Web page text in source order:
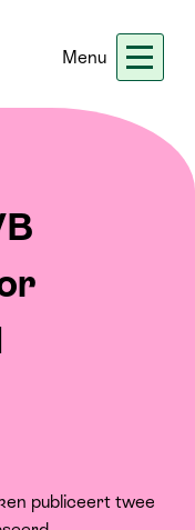
Menu
publiceert twee